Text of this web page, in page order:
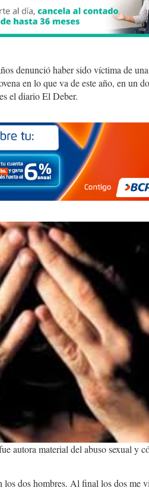
denunció haber sido víctima de
en lo que va de este año, en un
el diario El Deber.
autora material del abuso sexual y
dos hombres. Al final los dos me